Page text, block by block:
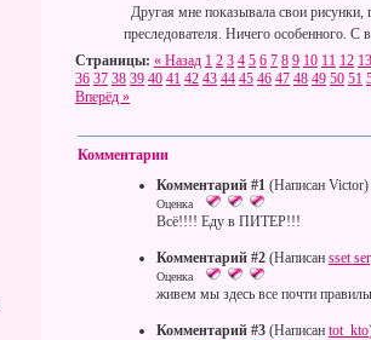
Другая мне показывала свои рисунки,
преследователя. Ничего особенного. С
Страницы: « Назад 1 2 3 4 5 6 7 8 9 10 11 12 13
36 37 38 39 40 41 42 43 44 45 46 47 48 49 50 51
Вперёд »
Комментарии
Комментарий #1 (Написан Victor)
Оценка
Всё!!!! Еду в ПИТЕР!!!
Комментарий #2 (Написан sset
Оценка
живем мы здесь все почти
Комментарий #3 (Написан tot_kto